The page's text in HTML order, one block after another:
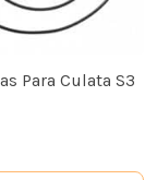
Para Culata S3